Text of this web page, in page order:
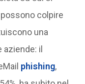
colpire
una
il
phishing,